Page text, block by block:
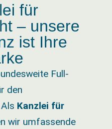
für
– unsere
ist Ihre
Full-
den
Kanzlei für
wir umfassende